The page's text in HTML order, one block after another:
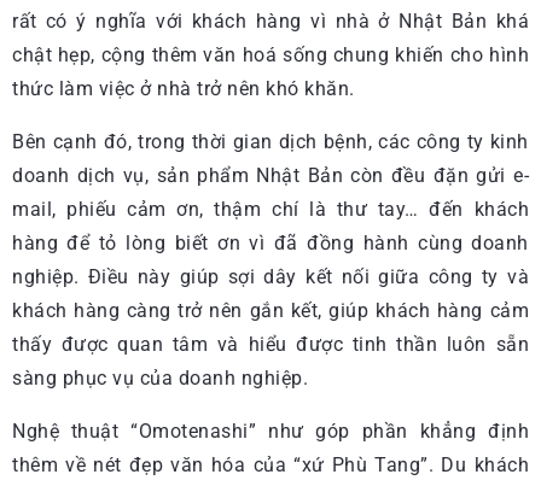
rất có ý nghĩa với khách hàng vì nhà ở Nhật Bản khá
chật hẹp, cộng thêm văn hoá sống chung khiến cho hình
thức làm việc ở nhà trở nên khó khăn.
Bên cạnh đó, trong thời gian dịch bệnh, các công ty kinh
doanh dịch vụ, sản phẩm Nhật Bản còn đều đặn gửi e-
mail, phiếu cảm ơn, thậm chí là thư tay… đến khách
hàng để tỏ lòng biết ơn vì đã đồng hành cùng doanh
nghiệp. Điều này giúp sợi dây kết nối giữa công ty và
khách hàng càng trở nên gắn kết, giúp khách hàng cảm
thấy được quan tâm và hiểu được tinh thần luôn sẵn
sàng phục vụ của doanh nghiệp.
Nghệ thuật “Omotenashi” như góp phần khẳng định
thêm về nét đẹp văn hóa của “xứ Phù Tang”. Du khách